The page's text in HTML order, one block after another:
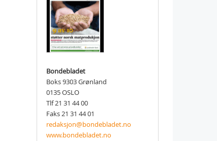
Bondebladet
Boks 9303 Grønland
0135 OSLO
Tlf 21 31 44 00
Faks 21 31 44 01
redaksjon@bondebladet.no
www.bondebladet.no